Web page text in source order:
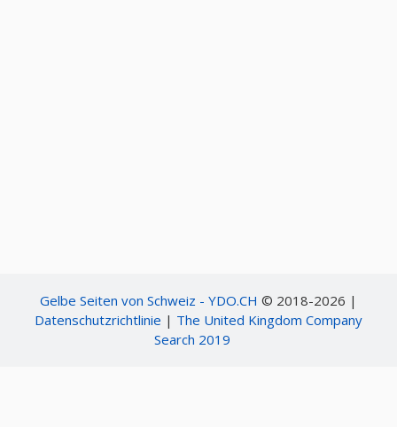
Gelbe Seiten von Schweiz - YDO.CH © 2018-2026 |
Datenschutzrichtlinie | The United Kingdom Company
Search 2019